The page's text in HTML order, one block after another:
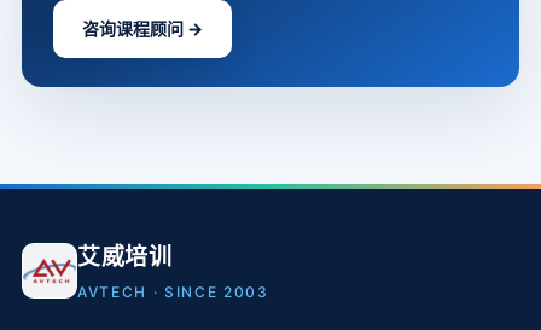
咨询课程顾问 →
艾威培训
AVTECH · SINCE 2003